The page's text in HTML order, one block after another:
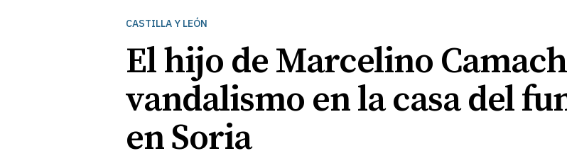
CASTILLA Y LEÓN
El hijo de Marcelino
vandalismo en la casa del
en Soria